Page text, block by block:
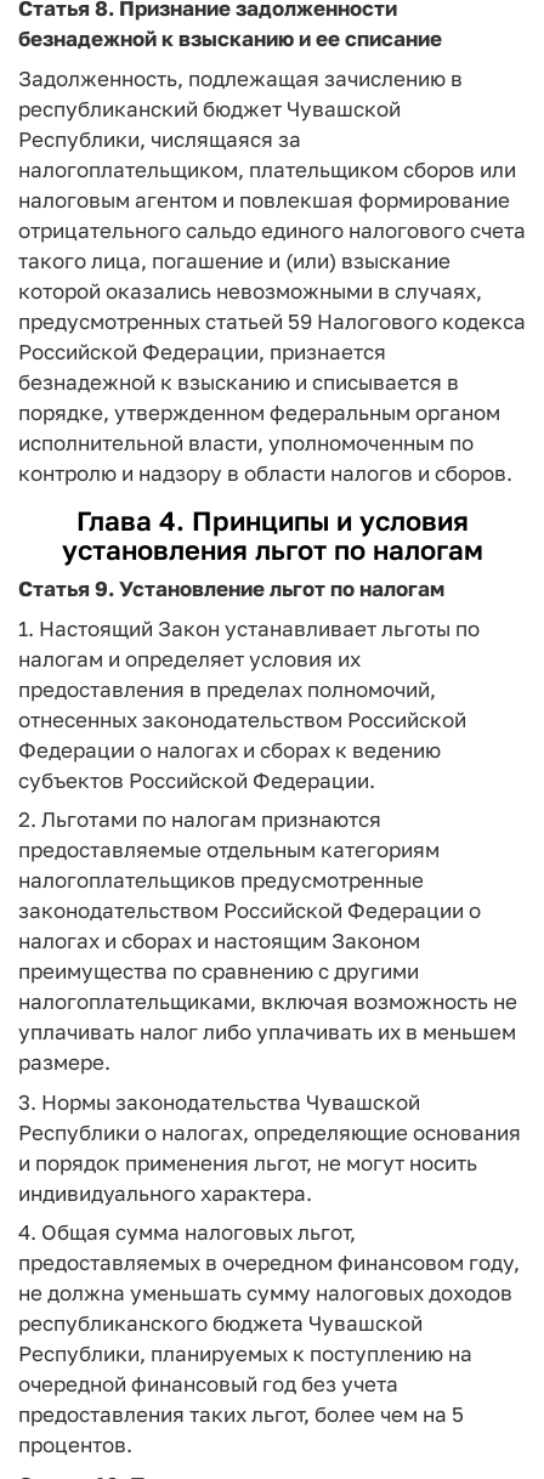
Статья 8. Признание задолженности
безнадежной к взысканию и ее списание
Задолженность, подлежащая зачислению в
республиканский бюджет Чувашской
Республики, числящаяся за
налогоплательщиком, плательщиком сборов или
налоговым агентом и повлекшая формирование
отрицательного сальдо единого налогового счета
такого лица, погашение и (или) взыскание
которой оказались невозможными в случаях,
предусмотренных статьей 59 Налогового кодекса
Российской Федерации, признается
безнадежной к взысканию и списывается в
порядке, утвержденном федеральным органом
исполнительной власти, уполномоченным по
контролю и надзору в области налогов и сборов.
Глава 4. Принципы и условия
установления льгот по налогам
Статья 9.Установление льгот по налогам
1. Настоящий Закон устанавливает льготы по
налогам и определяет условия их
предоставления в пределах полномочий,
отнесенных законодательством Российской
Федерации о налогах и сборах к ведению
субъектов Российской Федерации.
2. Льготами по налогам признаются
предоставляемые отдельным категориям
налогоплательщиков предусмотренные
законодательством Российской Федерации о
налогах и сборах и настоящим Законом
преимущества по сравнению с другими
налогоплательщиками, включая возможность не
уплачивать налог либо уплачивать их в меньшем
размере.
3. Нормы законодательства Чувашской
Республики о налогах, определяющие основания
и порядок применения льгот, не могут носить
индивидуального характера.
4. Общая сумма налоговых льгот,
предоставляемых в очередном финансовом году,
не должна уменьшать сумму налоговых доходов
республиканского бюджета Чувашской
Республики, планируемых к поступлению на
очередной финансовый год без учета
предоставления таких льгот, более чем на 5
процентов.